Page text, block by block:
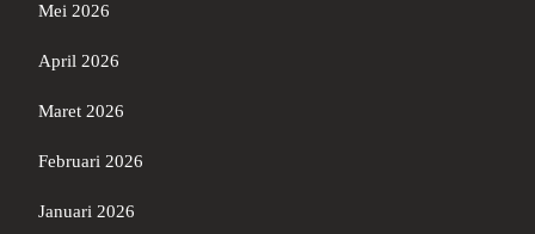
Mei 2026
April 2026
Maret 2026
Februari 2026
Januari 2026